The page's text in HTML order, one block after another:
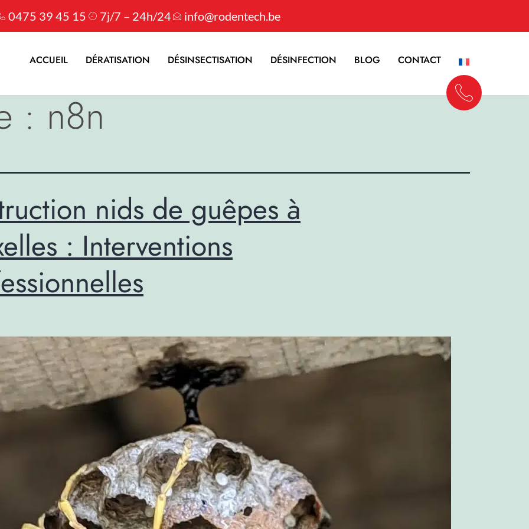
0475 39 45 15 7j/7 – 24h/24 info@rodentech.be
ACCUEIL DÉRATISATION DÉSINSECTISATION DÉSINFECTION BLOG CONTACT
: n8n
nids de guêpes à
: Interventions